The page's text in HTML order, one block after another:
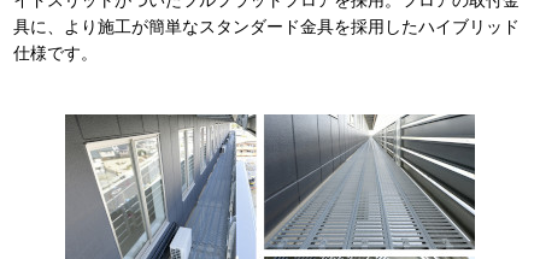
具に、より施工が簡単なスタンダード金具を採用したハイブリッド
仕様です。